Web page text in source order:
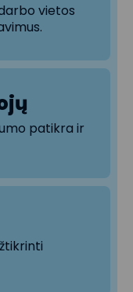
vietos
patikra ir